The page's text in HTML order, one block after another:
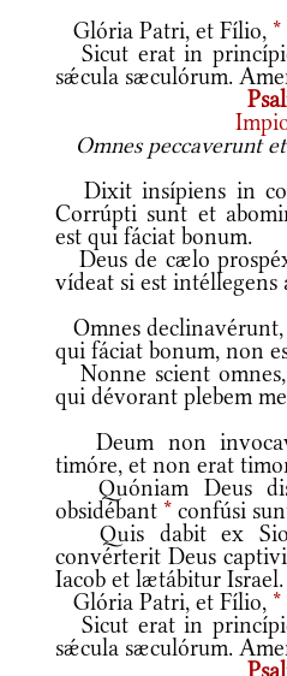
Glória Patri, et Fílio, *
Sicut erat in
sǽcula sæculórum.
Omnes peccaverunt
Dixit insípiens in
Corrúpti sunt et
est qui fáciat bonum.
Deus de cælo
vídeat si est intéllegens
Omnes
qui fáciat bonum, non
Nonne scient
qui dévorant plebem
Deum non
timóre, et non erat
Quóniam Deus
obsidébant * confúsi
Quis dabit ex
convérterit Deus
Iacob et lætábitur Israel.
Glória Patri, et Fílio, *
Sicut erat in
sǽcula sæculórum.